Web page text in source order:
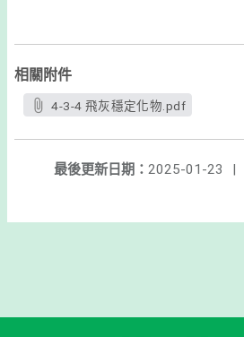
相關附件
4-3-4 飛灰穩定化物.pdf
最後更新日期： 2025-01-23
|